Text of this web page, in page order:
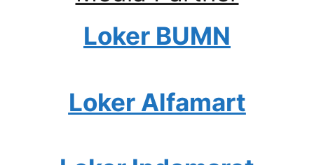
Loker BUMN
Loker Alfamart